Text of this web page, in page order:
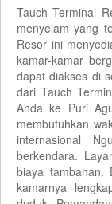
Tauch Terminal
menyelam yang
Resor ini
kamar-kamar
dapat diakses di
dari Tauch
Anda ke Puri
membutuhkan
internasional
berkendara.
biaya tambahan.
kamarnya